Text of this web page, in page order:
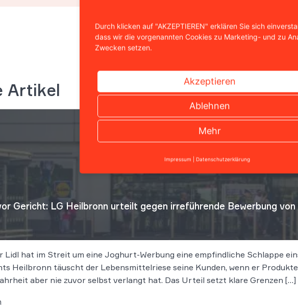
Artikel
Gericht: LG Heilbronn urteilt gegen irreführende Bewerbung
Lidl hat im Streit um eine Joghurt-Werbung eine empfindliche Schlappe
Heilbronn täuscht der Lebensmittelriese seine Kunden, wenn er
aber nie zuvor selbst verlangt hat. Das Urteil setzt klare Grenzen […]
Durch klicken auf "AKZEPTIEREN" erklären Sie sich
dass wir die vorgenannten Cookies zu Marketing- und zu
Zwecken setzen.
Akzeptieren
Ablehnen
Mehr
Impressum Datenschutzerklärung